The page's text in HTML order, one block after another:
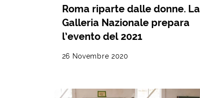
Roma riparte dalle donne. La
Galleria Nazionale prepara
l’evento del 2021
26 Novembre 2020